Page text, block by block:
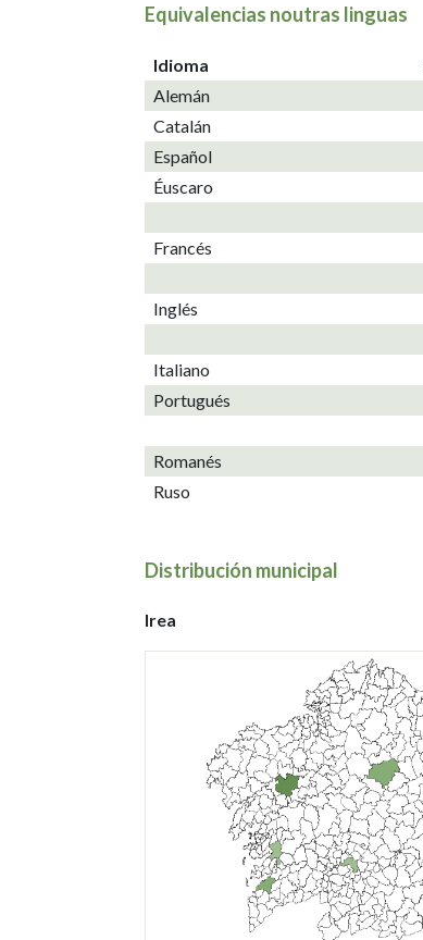
Equivalencias noutras linguas
Idioma
Alemán
Catalán
Español
Éuscaro
Francés
Inglés
Italiano
Portugués
Romanés
Ruso
Distribución municipal
Irea